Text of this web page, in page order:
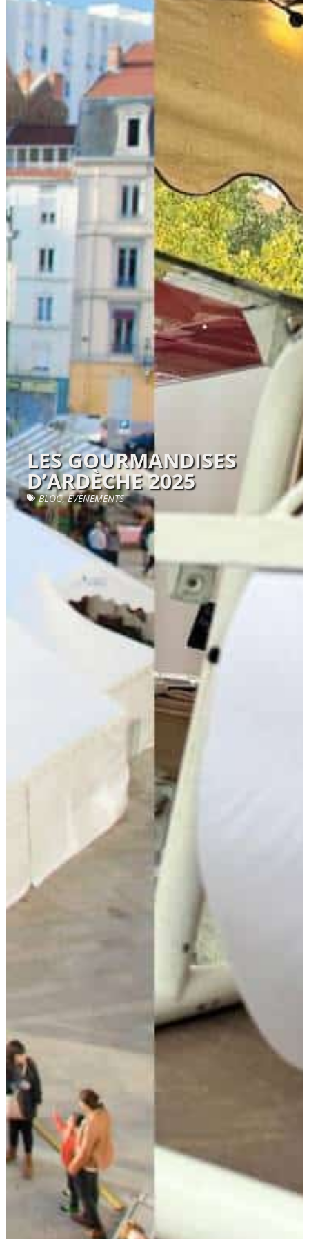
LES GOURMANDISES
D’ARDÈCHE 2025
BLOG,ÉVÈNEMENTS